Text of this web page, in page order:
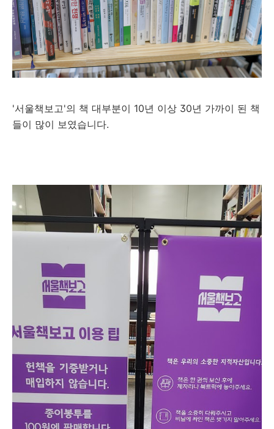
'서울책보고'의 책 대부분이 10년 이상 30년 가까이 된 책
들이 많이 보였습니다.